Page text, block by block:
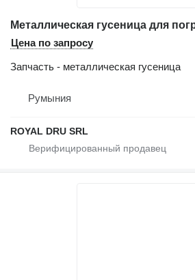
Цена по запросу
Запчасть - металлическая гусеница
Румыния
ROYAL DRU SRL